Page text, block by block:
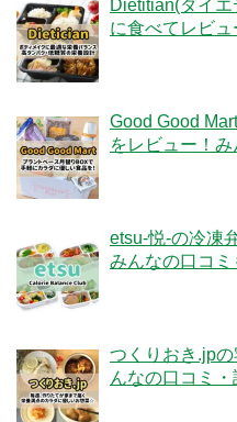
Dietitian(ダイ
に食べてレビ
Good Good
をレビュー！
etsu-悦-の冷凍
みんなの口コ
つくりおき.jp
んなの口コミ・